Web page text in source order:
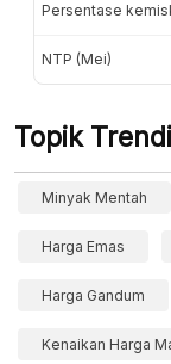
Persentase
NTP (Mei)
Topik
Minyak Mentah
Harga Emas
Harga Gandum
Kenaikan Harga